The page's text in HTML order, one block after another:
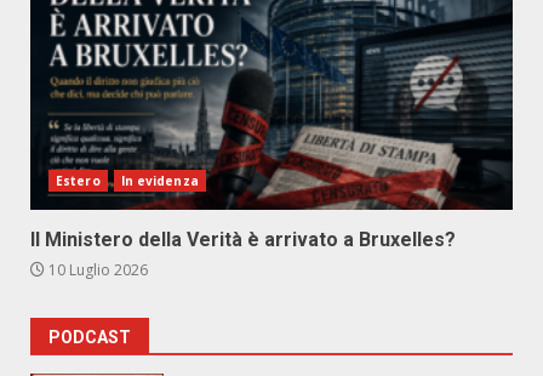
Estero In evidenza
Il Ministero della Verità è arrivato a Bruxelles?
10 Luglio 2026
PODCAST